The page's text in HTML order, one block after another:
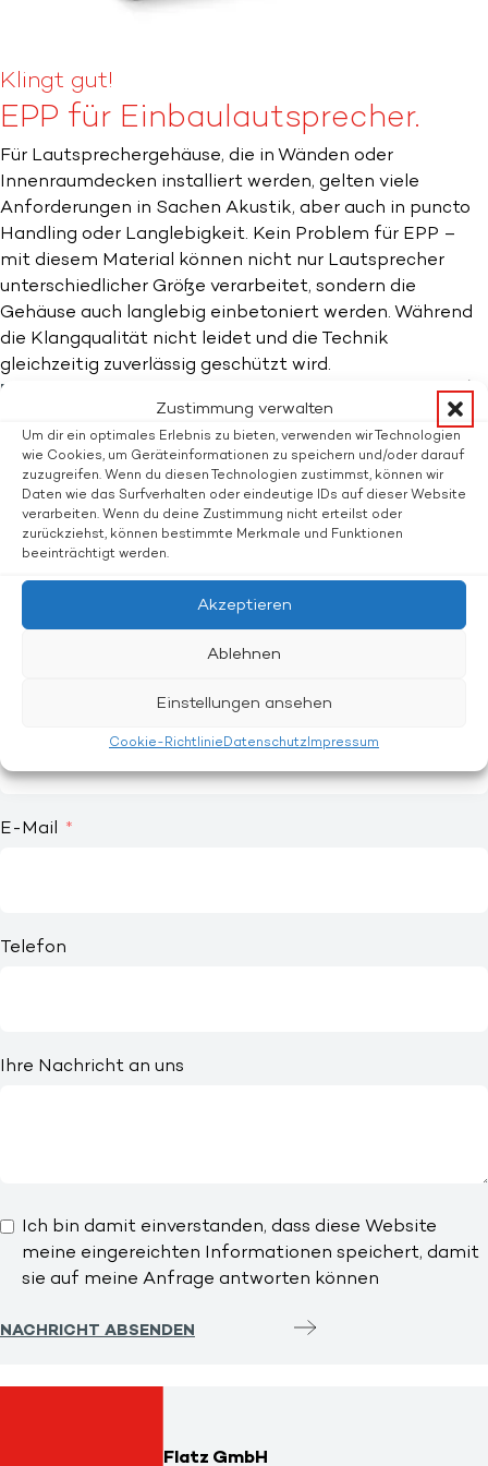
Zustimmung verwalten
Um dir ein optimales Erlebnis zu bieten, verwenden wir Technologien
wie Cookies, um Geräteinformationen zu speichern und/oder darauf
zuzugreifen. Wenn du diesen Technologien zustimmst, können wir
Daten wie das Surfverhalten oder eindeutige IDs auf dieser Website
verarbeiten. Wenn du deine Zustimmung nicht erteilst oder
zurückziehst, können bestimmte Merkmale und Funktionen
beeinträchtigt werden.
Akzeptieren
Ablehnen
Einstellungen ansehen
Cookie-RichtlinieDatenschutzImpressum
Klingt gut!
EPP für Einbaulautsprecher.
Für Lautsprechergehäuse, die in Wänden oder
Innenraumdecken installiert werden, gelten viele
Anforderungen in Sachen Akustik, aber auch in puncto
Handling oder Langlebigkeit. Kein Problem für EPP –
mit diesem Material können nicht nur Lautsprecher
unterschiedlicher Größe verarbeitet, sondern die
Gehäuse auch langlebig einbetoniert werden. Während
die Klangqualität nicht leidet und die Technik
gleichzeitig zuverlässig geschützt wird.
FRAGEN SIE EINFACH UNVERBINDLICH AN!
Interessiert? Fragen Sie unverbindlich an.
Anrede
Herr
Frau
Divers
Vorname
E-Mail
Telefon
Ihre Nachricht an uns
Ich bin damit einverstanden, dass diese Website
meine eingereichten Informationen speichert, damit
sie auf meine Anfrage antworten können
NACHRICHT ABSENDEN
Flatz GmbH